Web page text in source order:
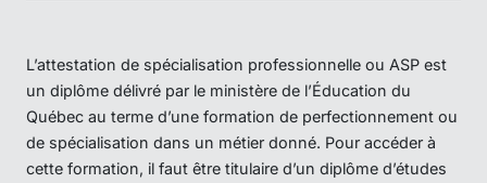
L’attestation de spécialisation professionnelle ou ASP est
un diplôme délivré par le ministère de l’Éducation du
Québec au terme d’une formation de perfectionnement ou
de spécialisation dans un métier donné. Pour accéder à
cette formation, il faut être titulaire d’un diplôme d’études